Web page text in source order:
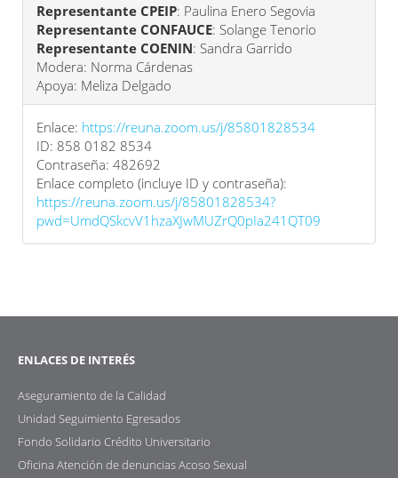
Representante CPEIP: Paulina Enero Segovia
Representante CONFAUCE: Solange Tenorio
Representante COENIN: Sandra Garrido
Modera: Norma Cárdenas
Apoya: Meliza Delgado
Enlace: https://reuna.zoom.us/j/85801828534
ID: 858 0182 8534
Contraseña: 482692
Enlace completo (incluye ID y contraseña):
https://reuna.zoom.us/j/85801828534?
pwd=UmdQSkcvV1hzaXJwMUZrQ0pIa241QT09
ENLACES DE INTERÉS
Aseguramiento de la Calidad
Unidad Seguimiento Egresados
Fondo Solidario Crédito Universitario
Oficina Atención de denuncias Acoso Sexual